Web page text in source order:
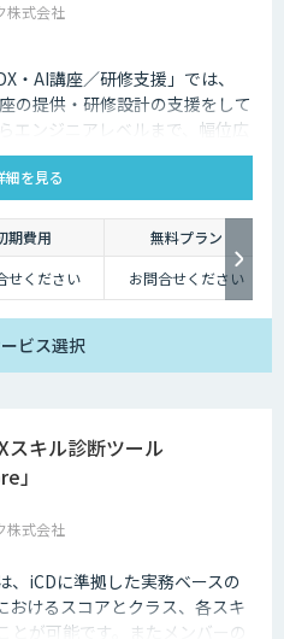
株式会社
・AI講座／研修支援」では、
の提供・研修設計の支援をして
エンジニアレベルまで、幅位広
えており、貴社の課題に合わせ
す。
細を見る
期費用
無料プラン
せください お問合せください
ビス選択
スキル診断ツール
」
株式会社
、iCDに準拠した実務ベースの
おけるスコアとクラス、各スキ
とが可能です。またメンバーの